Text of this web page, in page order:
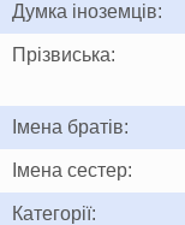
Думка іноземців:
Прізвиська:
Імена братів:
Імена сестер:
Категорії: